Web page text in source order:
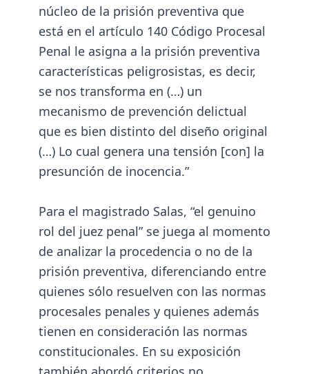
núcleo de la prisión preventiva que
está en el artículo 140 Código Procesal
Penal le asigna a la prisión preventiva
características peligrosistas, es decir,
se nos transforma en (…) un
mecanismo de prevención delictual
que es bien distinto del diseño original
(…) Lo cual genera una tensión [con] la
presunción de inocencia.”
Para el magistrado Salas, “el genuino
rol del juez penal” se juega al momento
de analizar la procedencia o no de la
prisión preventiva, diferenciando entre
quienes sólo resuelven con las normas
procesales penales y quienes además
tienen en consideración las normas
constitucionales. En su exposición